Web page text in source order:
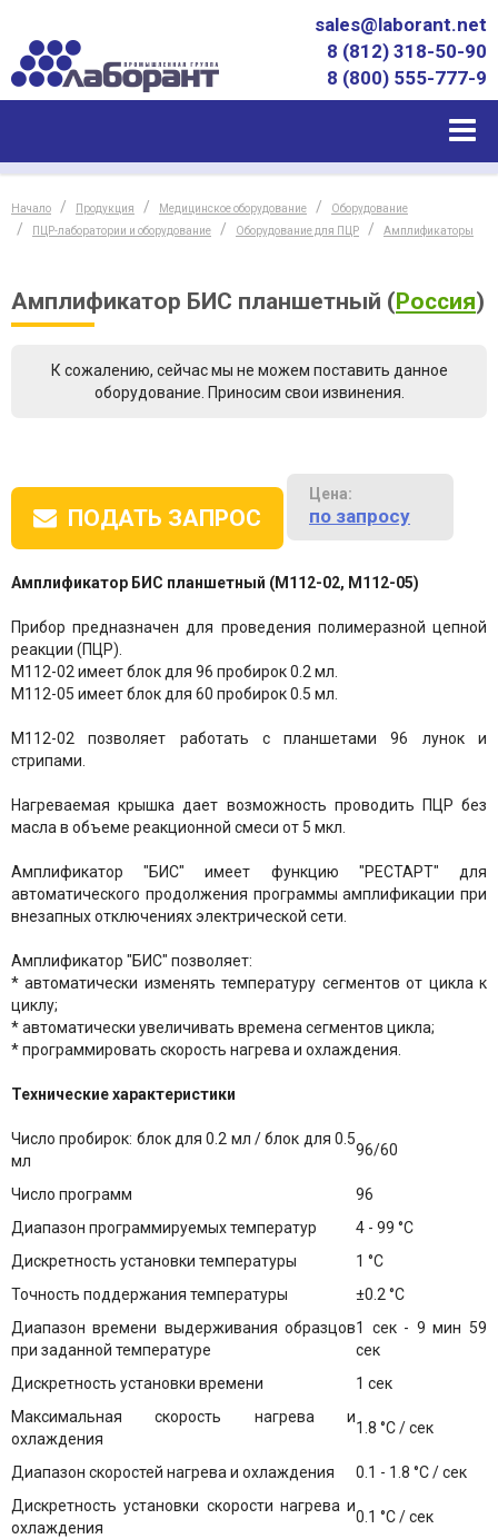
sales@laborant.net
8 (812) 318-50-90
8 (800) 555-777-9
Начало Продукция Медицинское оборудование
Оборудование
ПЦР-лаборатории и оборудование
Оборудование для ПЦР Амплификаторы
Амплификатор БИС планшетный (Россия)
К сожалению, сейчас мы не можем поставить данное
оборудование. Приносим свои извинения.
ПОДАТЬ ЗАПРОС
Цена:
по запросу
Амплификатор БИС планшетный (М112-02, М112-05)
Прибор предназначен для проведения полимеразной цепной
реакции (ПЦР).
М112-02 имеет блок для 96 пробирок 0.2 мл.
М112-05 имеет блок для 60 пробирок 0.5 мл.
М112-02 позволяет работать с планшетами 96 лунок и
стрипами.
Нагреваемая крышка дает возможность проводить ПЦР без
масла в объеме реакционной смеси от 5 мкл.
Амплификатор "БИС" имеет функцию "РЕСТАРТ" для
автоматического продолжения программы амплификации при
внезапных отключениях электрической сети.
Амплификатор "БИС" позволяет:
* автоматически изменять температуру сегментов от цикла к
циклу;
* автоматически увеличивать времена сегментов цикла;
* программировать скорость нагрева и охлаждения.
Технические характеристики
Число пробирок: блок для 0.2 мл / блок для 0.5
мл
96/60
Число программ
96
Диапазон программируемых температур
4 - 99 °С
Дискретность установки температуры
1 °С
Точность поддержания температуры
±0.2 °С
Диапазон времени выдерживания образцов
при заданной температуре
1 сек - 9 мин 59
сек
Дискретность установки времени
1 сек
Максимальная скорость нагрева и
охлаждения
1.8 °С / сек
Диапазон скоростей нагрева и охлаждения
0.1 - 1.8 °С / сек
Дискретность установки скорости нагрева и
охлаждения
0.1 °С / сек